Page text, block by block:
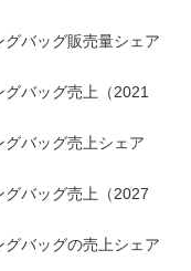
グバッグ販売量シェア
グバッグ売上（2021
グバッグ売上シェア
グバッグ売上（2027
グバッグの売上シェア